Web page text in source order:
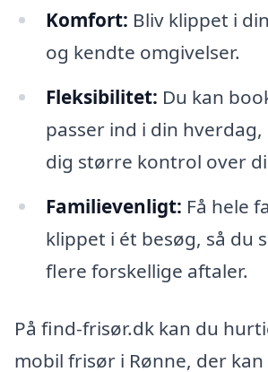
Komfort: Bliv klippet i
og kendte omgivelser.
Fleksibilitet: Du kan
passer ind i din
dig større kontrol over
Familievenligt: Få hele
klippet i ét besøg, så du
flere forskellige aftaler.
På find-frisør.dk kan du
mobil frisør i Rønne, der